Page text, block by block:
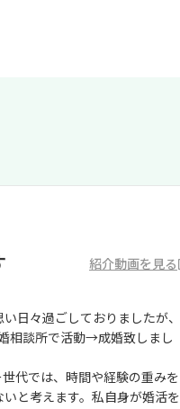
紹介動画を見る
日々過ごしておりましたが、
相談所で活動→成婚致しまし
代では、時間や経験の重みを
と考えます。私自身が婚活を